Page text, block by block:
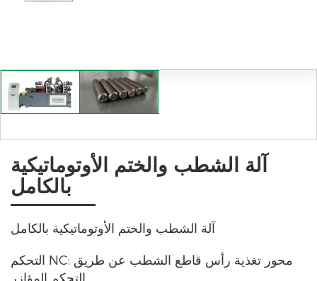
آلة الشطب والختم الأوتوماتيكية
بالكامل
آلة الشطب والختم الأوتوماتيكية بالكامل
التحكم NC: محور تغذية رأس قاطع الشطب عن طريق